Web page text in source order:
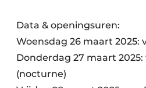
Data & openingsuren:
Woensdag 26 maart 2025:
Donderdag 27 maart
(nocturne)